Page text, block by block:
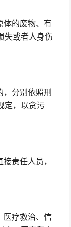
体的废物、有
失或者人身伤
，分别依照刑
定，以贪污
责任人员，
医疗救治、信